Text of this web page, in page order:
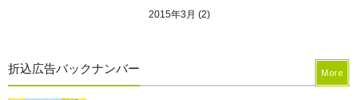
2015年3月 (2)
折込広告バックナンバー More